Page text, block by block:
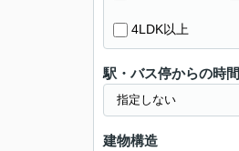
4LDK以上
駅・バス停からの時間
建物構造